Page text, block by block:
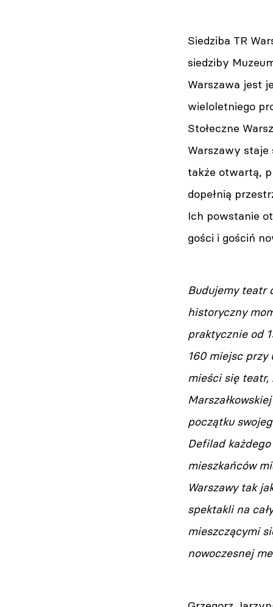
Siedziba TR
siedziby
Warszawa jest
wieloletniego
Stołeczne
Warszawy
także otwartą,
dopełnią
Ich powstanie
gości i gościń
Budujemy teatr
historyczny
praktycznie od
160 miejsc przy
mieści się teatr,
początku
Defilad
mieszkańców
Warszawy tak
spektakli na
mieszczącymi
nowoczesnej